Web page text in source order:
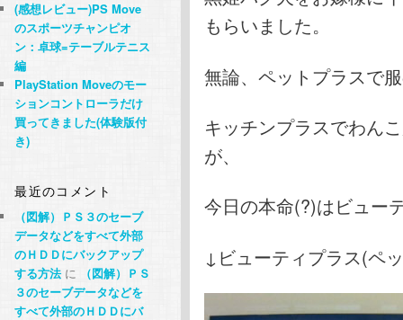
もらいました。
無論、ペットプラスで
キッチンプラスでわん
が、
今日の本命(?)はビュー
↓ビューティプラス(ペ
(感想レビュー)PS Move
のスポーツチャンピオ
ン：卓球=テーブルテニス
編
PlayStation Moveのモー
ションコントローラだけ
買ってきました(体験版付
き)
最近のコメント
（図解）ＰＳ３のセーブ
データなどをすべて外部
のＨＤＤにバックアップ
する方法に
（図解）ＰＳ
３のセーブデータなどを
すべて外部のＨＤＤにバ